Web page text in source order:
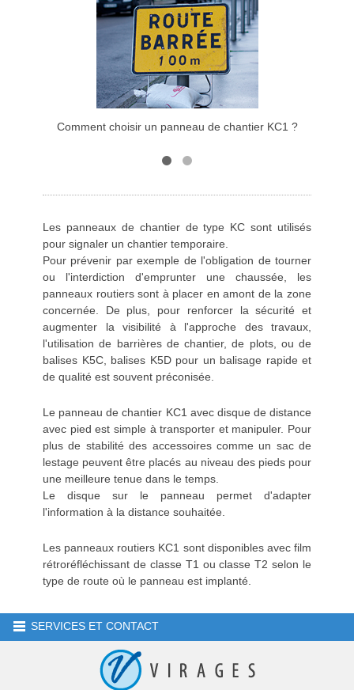
Comment choisir un panneau de chantier KC1 ?
Les panneaux de chantier de type KC sont utilisés
pour signaler un chantier temporaire.
Pour prévenir par exemple de l'obligation de tourner
ou l'interdiction d'emprunter une chaussée, les
panneaux routiers sont à placer en amont de la zone
concernée. De plus, pour renforcer la sécurité et
augmenter la visibilité à l'approche des travaux,
l'utilisation de barrières de chantier, de plots, ou de
balises K5C, balises K5D pour un balisage rapide et
de qualité est souvent préconisée.
Le panneau de chantier KC1 avec disque de distance
avec pied est simple à transporter et manipuler. Pour
plus de stabilité des accessoires comme un sac de
lestage peuvent être placés au niveau des pieds pour
une meilleure tenue dans le temps.
Le disque sur le panneau permet d'adapter
l'information à la distance souhaitée.
Les panneaux routiers KC1 sont disponibles avec film
rétroréfléchissant de classe T1 ou classe T2 selon le
type de route où le panneau est implanté.
SERVICES ET CONTACT